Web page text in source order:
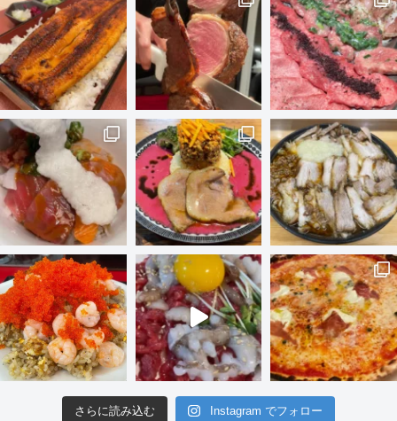
さらに読み込む Instagram でフォロー